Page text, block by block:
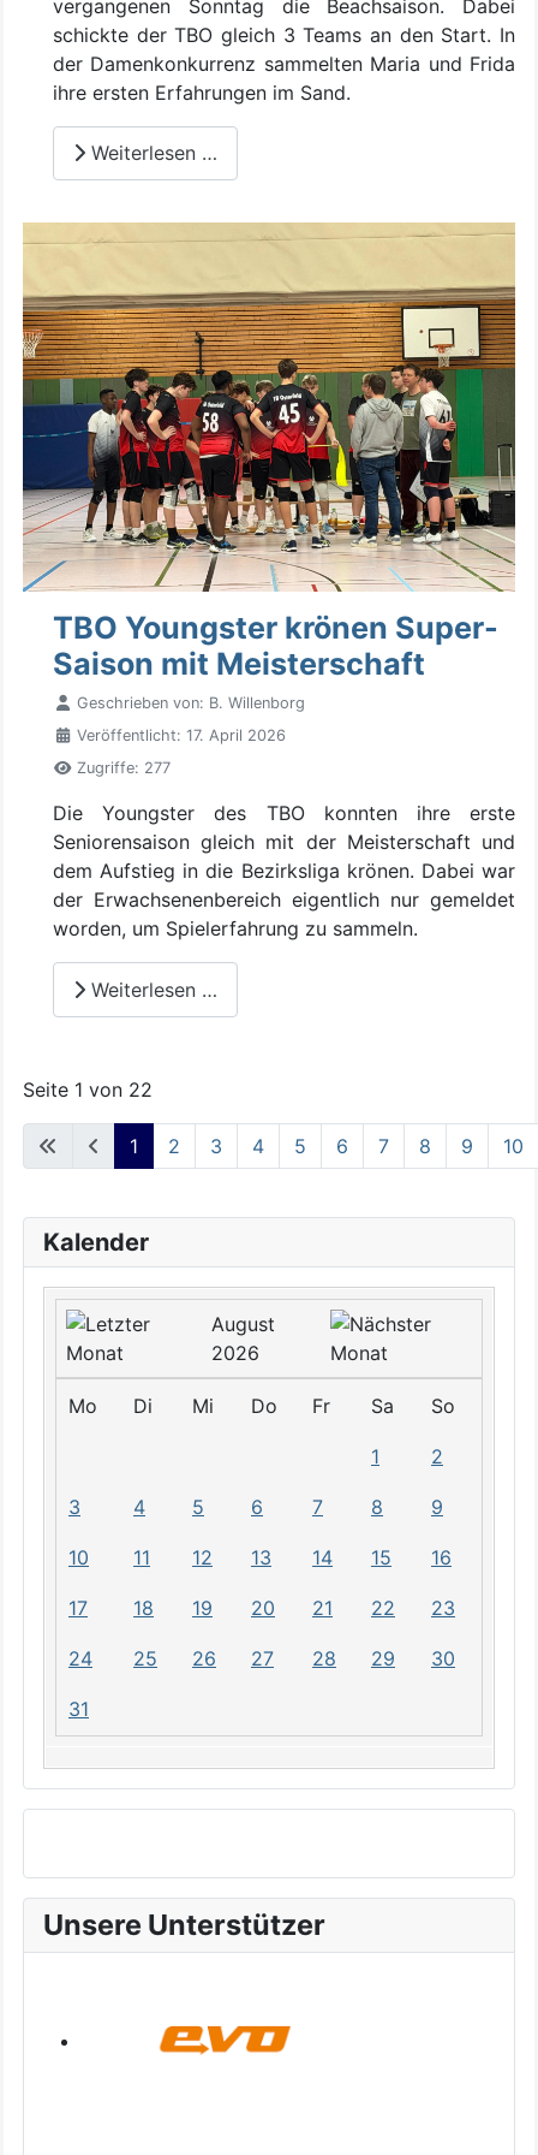
Kalender
August
2026
Mo Di Mi Do Fr Sa So
1 2
3 4 5 6 7 8 9
10 11 12 13 14 15 16
17 18 19 20 21 22 23
24 25 26 27 28 29 30
31
Unsere Unterstützer
vergangenen Sonntag die Beachsaison. Dabei
schickte der TBO gleich 3 Teams an den Start. In
der Damenkonkurrenz sammelten Maria und Frida
ihre ersten Erfahrungen im Sand.
Weiterlesen …
TBO Youngster krönen Super-
Saison mit Meisterschaft
Geschrieben von: B. Willenborg
Veröffentlicht: 17. April 2026
Zugriffe: 277
Die Youngster des TBO konnten ihre erste
Seniorensaison gleich mit der Meisterschaft und
dem Aufstieg in die Bezirksliga krönen. Dabei war
der Erwachsenenbereich eigentlich nur gemeldet
worden, um Spielerfahrung zu sammeln.
Weiterlesen …
Seite 1 von 22
1 2 3 4 5 6 7 8 9 10